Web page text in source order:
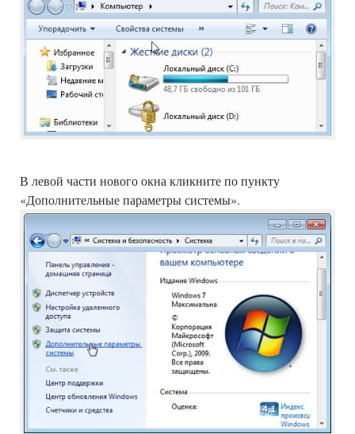
В левой части нового окна кликните по пункту
«Дополнительные параметры системы».